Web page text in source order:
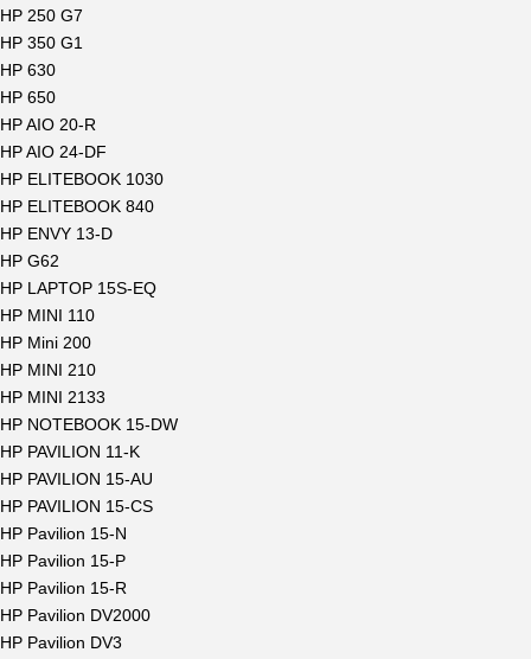
HP 250 G7
HP 350 G1
HP 630
HP 650
HP AIO 20-R
HP AIO 24-DF
HP ELITEBOOK 1030
HP ELITEBOOK 840
HP ENVY 13-D
HP G62
HP LAPTOP 15S-EQ
HP MINI 110
HP Mini 200
HP MINI 210
HP MINI 2133
HP NOTEBOOK 15-DW
HP PAVILION 11-K
HP PAVILION 15-AU
HP PAVILION 15-CS
HP Pavilion 15-N
HP Pavilion 15-P
HP Pavilion 15-R
HP Pavilion DV2000
HP Pavilion DV3